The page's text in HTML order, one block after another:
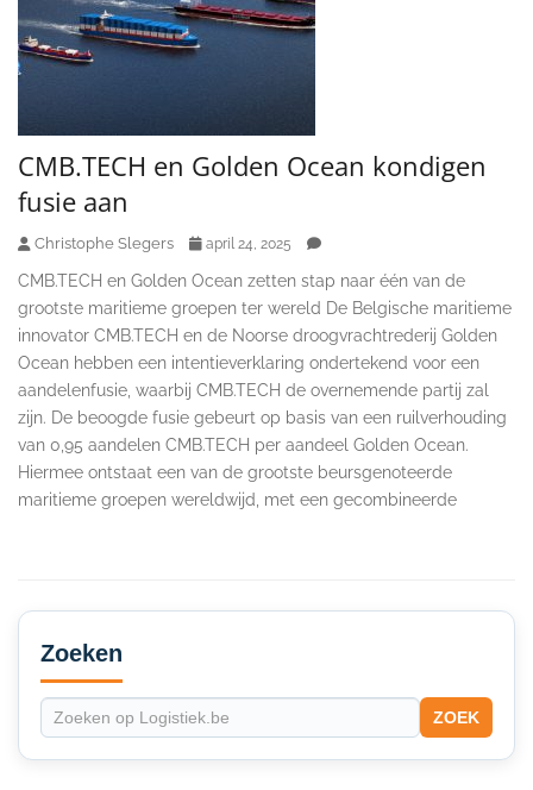
CMB.TECH en Golden Ocean kondigen
fusie aan
Christophe Slegers april 24, 2025
CMB.TECH en Golden Ocean zetten stap naar één van de
grootste maritieme groepen ter wereld De Belgische maritieme
innovator CMB.TECH en de Noorse droogvrachtrederij Golden
Ocean hebben een intentieverklaring ondertekend voor een
aandelenfusie, waarbij CMB.TECH de overnemende partij zal
zijn. De beoogde fusie gebeurt op basis van een ruilverhouding
van 0,95 aandelen CMB.TECH per aandeel Golden Ocean.
Hiermee ontstaat een van de grootste beursgenoteerde
maritieme groepen wereldwijd, met een gecombineerde
Secondary
Sidebar
Zoeken
ZOEK